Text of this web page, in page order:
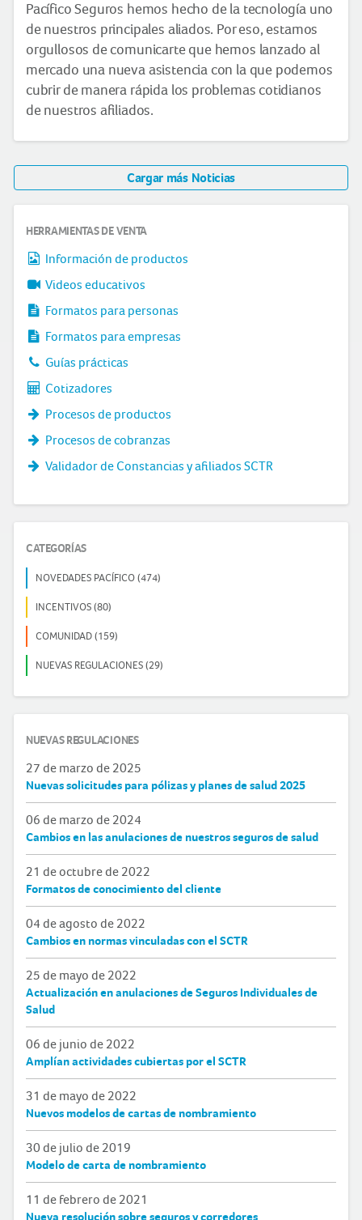
Pacífico Seguros hemos hecho de la tecnología uno
de nuestros principales aliados. Por eso, estamos
orgullosos de comunicarte que hemos lanzado al
mercado una nueva asistencia con la que podemos
cubrir de manera rápida los problemas cotidianos
de nuestros afiliados.
Cargar más Noticias
HERRAMIENTAS DE VENTA
Información de productos
Videos educativos
Formatos para personas
Formatos para empresas
Guías prácticas
Cotizadores
Procesos de productos
Procesos de cobranzas
Validador de Constancias y afiliados SCTR
CATEGORÍAS
NOVEDADES PACÍFICO (474)
INCENTIVOS (80)
COMUNIDAD (159)
NUEVAS REGULACIONES (29)
NUEVAS REGULACIONES
27 de marzo de 2025
Nuevas solicitudes para pólizas y planes de salud 2025
06 de marzo de 2024
Cambios en las anulaciones de nuestros seguros de salud
21 de octubre de 2022
Formatos de conocimiento del cliente
04 de agosto de 2022
Cambios en normas vinculadas con el SCTR
25 de mayo de 2022
Actualización en anulaciones de Seguros Individuales de
Salud
06 de junio de 2022
Amplían actividades cubiertas por el SCTR
31 de mayo de 2022
Nuevos modelos de cartas de nombramiento
30 de julio de 2019
Modelo de carta de nombramiento
11 de febrero de 2021